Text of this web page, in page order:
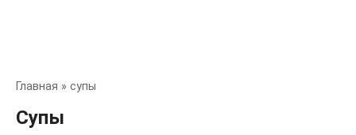
Главная » супы
Супы